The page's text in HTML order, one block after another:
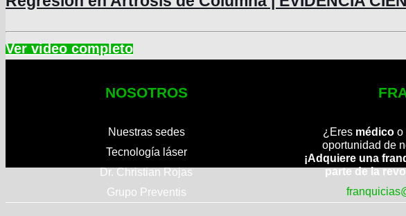
NOSOTROS
Nuestras sedes
Tecnología láser
Dr. Christian Rojas
Grupo Preventis
¿Eres médico o
oportunidad de
¡Adquiere una
parte de la